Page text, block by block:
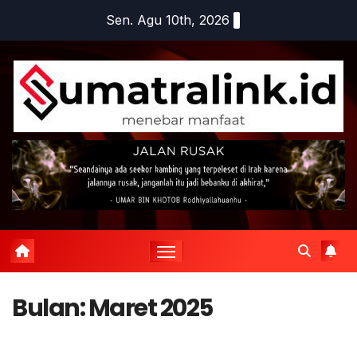
content
Sen. Agu 10th, 2026
Bulan:Maret 2025